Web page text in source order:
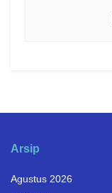
Arsip
Agustus 2026